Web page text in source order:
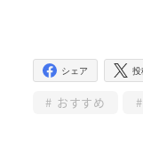
シェア 投
おすすめ